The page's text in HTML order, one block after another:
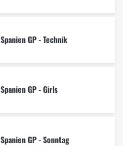
Spanien GP - Technik
Spanien GP - Girls
Spanien GP - Sonntag